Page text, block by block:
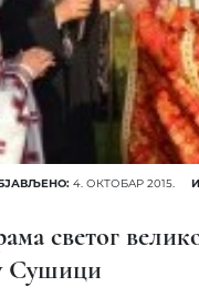
4. ОКТОБАР 2015.
светог
Сушици